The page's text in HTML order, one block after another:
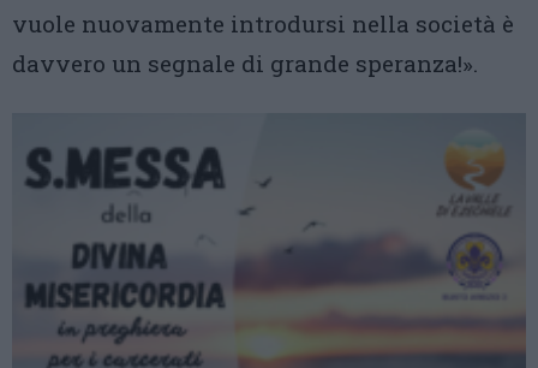
vuole nuovamente introdursi nella società è
davvero un segnale di grande speranza!».